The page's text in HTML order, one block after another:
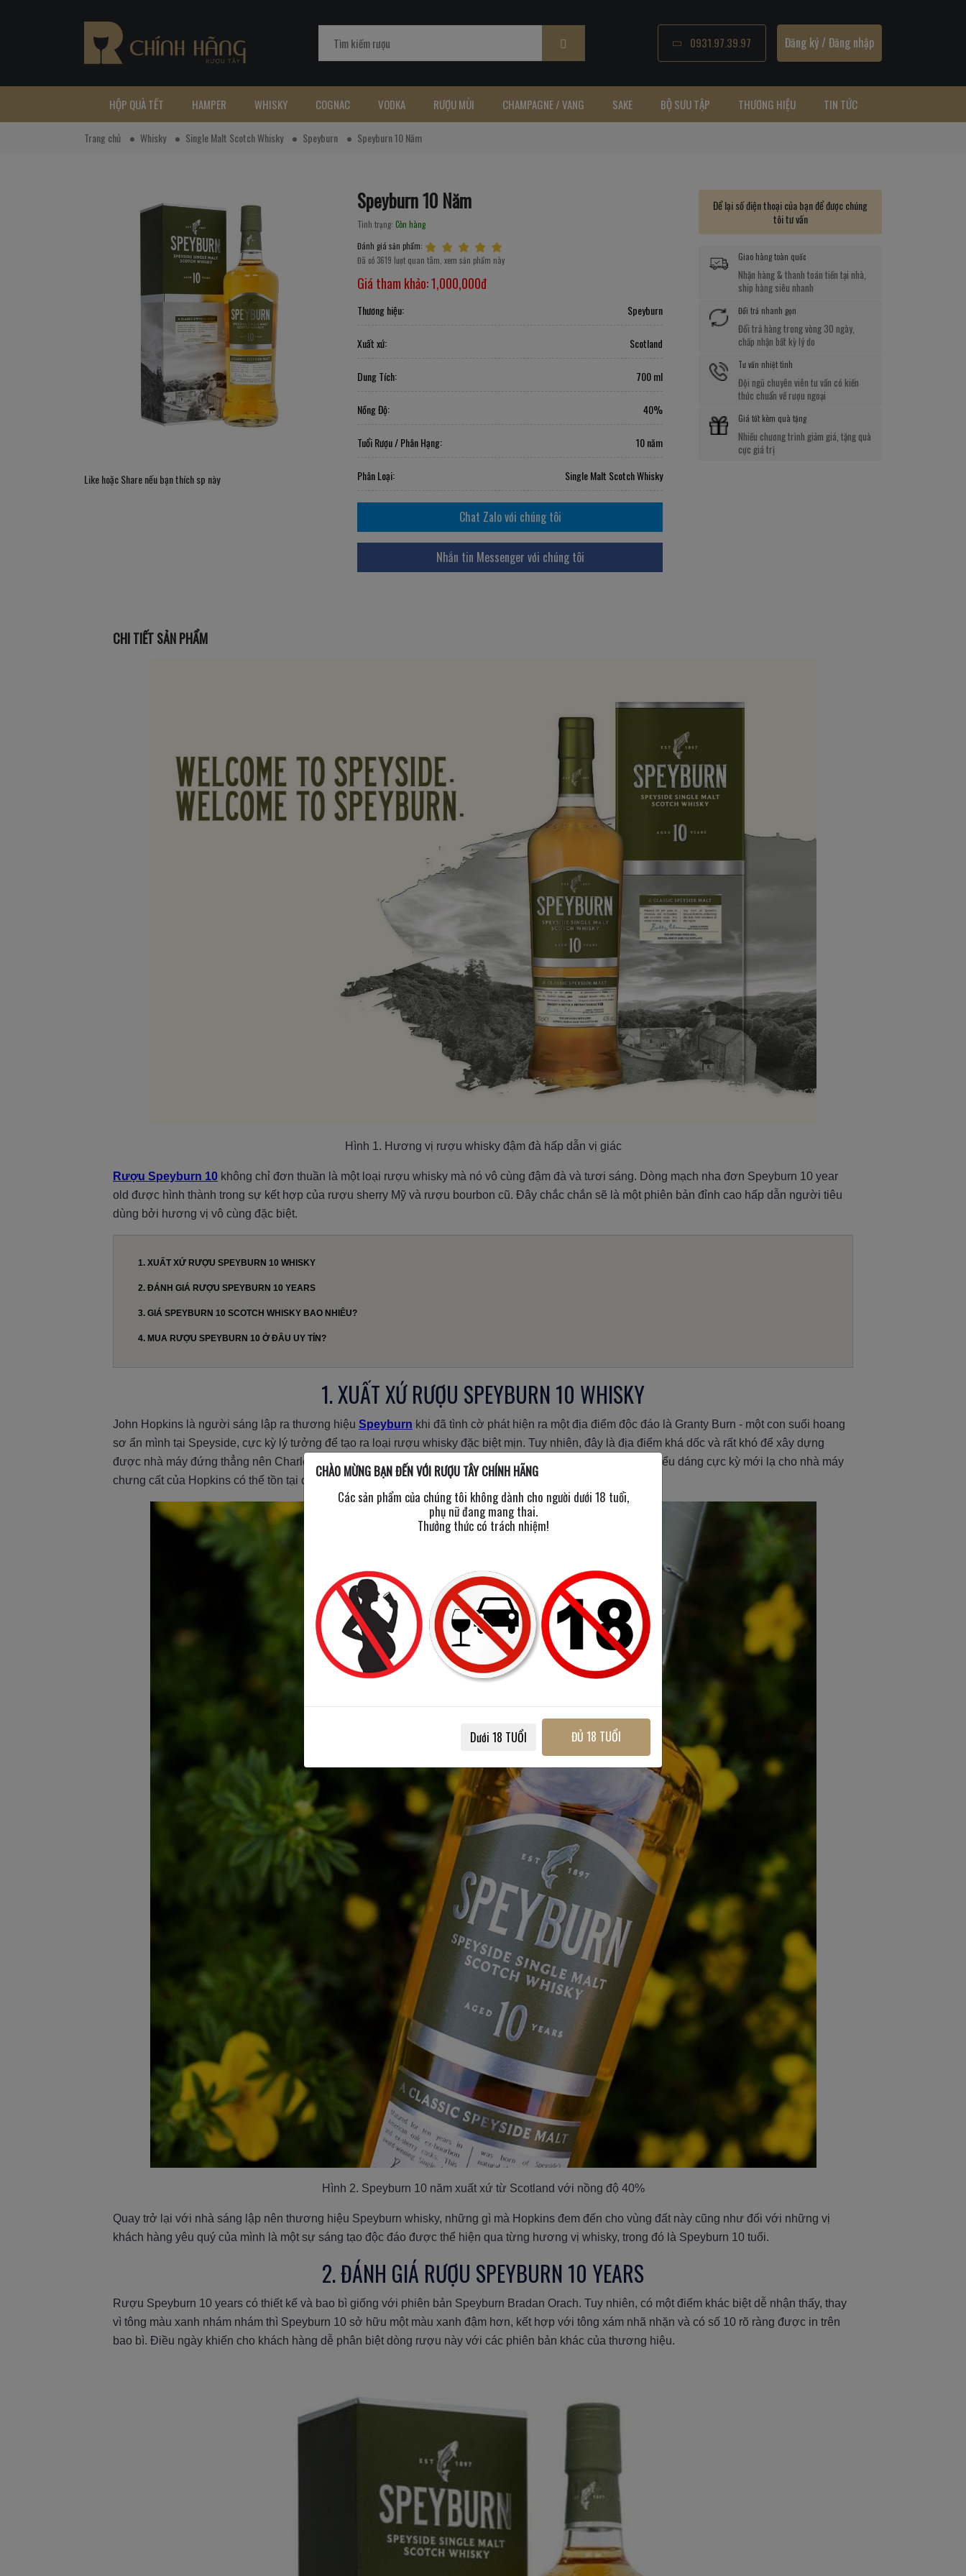
0931.97.39.97 Đăng ký/ Đăng nhập
HỘP QUÀ TẾT HAMPER WHISKY COGNAC VODKA RƯỢU MÙI CHAMPAGNE / VANG SAKE BỘ SƯU TẬP THƯƠNG HIỆU TIN TỨC
Trang chủ Whisky Single Malt Scotch Whisky Speyburn Speyburn 10 Năm
Like hoặc Share nếu bạn thích sp này
Speyburn 10 Năm
Tình trạng: Còn hàng
Đánh giá sản phẩm:
Đã có 3619 lượt quan tâm, xem sản phẩm này
Giá tham khảo:1,000,000đ
Thương hiệu: Speyburn
Xuất xứ: Scotland
Dung Tích: 700 ml
Nồng Độ: 40%
Tuổi Rượu / Phân Hạng: 10 năm
Phân Loại: Single Malt Scotch Whisky
Chat Zalo với chúng tôi
Nhắn tin Messenger với chúng tôi
Để lại số điện thoại của bạn để được chúng
tôi tư vấn
Giao hàng toàn quốc
Nhận hàng & thanh toán tiền tại nhà,
ship hàng siêu nhanh
Đổi trả nhanh gọn
Đổi trả hàng trong vòng 30 ngày,
chấp nhận bất kỳ lý do
Tư vấn nhiệt tình
Đội ngũ chuyên viên tư vấn có kiến
thức chuẩn về rượu ngoại
Giá tốt kèm quà tặng
Nhiều chương trình giảm giá, tặng quà
cực giá trị
CHI TIẾT SẢN PHẨM
Hình 1. Hương vị rượu whisky đậm đà hấp dẫn vị giác
Rượu Speyburn 10 không chỉ đơn thuần là một loại rượu whisky mà nó vô cùng đậm đà và tươi sáng. Dòng mạch nha đơn Speyburn 10 year
old được hình thành trong sự kết hợp của rượu sherry Mỹ và rượu bourbon cũ. Đây chắc chắn sẽ là một phiên bản đỉnh cao hấp dẫn người tiêu
dùng bởi hương vị vô cùng đặc biệt.
1. XUẤT XỨ RƯỢU SPEYBURN 10 WHISKY
2. ĐÁNH GIÁ RƯỢU SPEYBURN 10 YEARS
3. GIÁ SPEYBURN 10 SCOTCH WHISKY BAO NHIÊU?
4. MUA RƯỢU SPEYBURN 10 Ở ĐÂU UY TÍN?
1. XUẤT XỨ RƯỢU SPEYBURN 10 WHISKY
John Hopkins là người sáng lập ra thương hiệu Speyburn khi đã tình cờ phát hiện ra một địa điểm độc đáo là Granty Burn - một con suối hoang
sơ ẩn mình tại Speyside, cực kỳ lý tưởng để tạo ra loại rượu whisky đặc biệt mịn. Tuy nhiên, đây là địa điểm khá dốc và rất khó để xây dựng
được nhà máy đứng thẳng nên Charles C. Doig - một kiến trúc sư tài ba người Scotland đã thiết kế ra một kiểu dáng cực kỳ mới lạ cho nhà máy
chưng cất của Hopkins có thể tồn tại được ở địa điểm như vậy.
Hình 2. Speyburn 10 năm xuất xứ từ Scotland với nồng độ 40%
Quay trở lại với nhà sáng lập nên thương hiệu Speyburn whisky, những gì mà Hopkins đem đến cho vùng đất này cũng như đối với những vị
khách hàng yêu quý của mình là một sự sáng tạo độc đáo được thể hiện qua từng hương vị whisky, trong đó là Speyburn 10 tuổi.
2. ĐÁNH GIÁ RƯỢU SPEYBURN 10 YEARS
Rượu Speyburn 10 years có thiết kế và bao bì giống với phiên bản Speyburn Bradan Orach. Tuy nhiên, có một điểm khác biệt dễ nhận thấy, thay
vì tông màu xanh nhám nhám thì Speyburn 10 sở hữu một màu xanh đậm hơn, kết hợp với tông xám nhã nhặn và có số 10 rõ ràng được in trên
bao bì. Điều ngày khiến cho khách hàng dễ phân biệt dòng rượu này với các phiên bản khác của thương hiệu.
CHÀO MỪNG BẠN ĐẾN VỚI RƯỢU TÂY CHÍNH HÃNG
Các sản phẩm của chúng tôi không dành cho người dưới 18 tuổi,
phụ nữ đang mang thai.
Thưởng thức có trách nhiệm!
Dưới 18 TUỔI ĐỦ 18 TUỔI